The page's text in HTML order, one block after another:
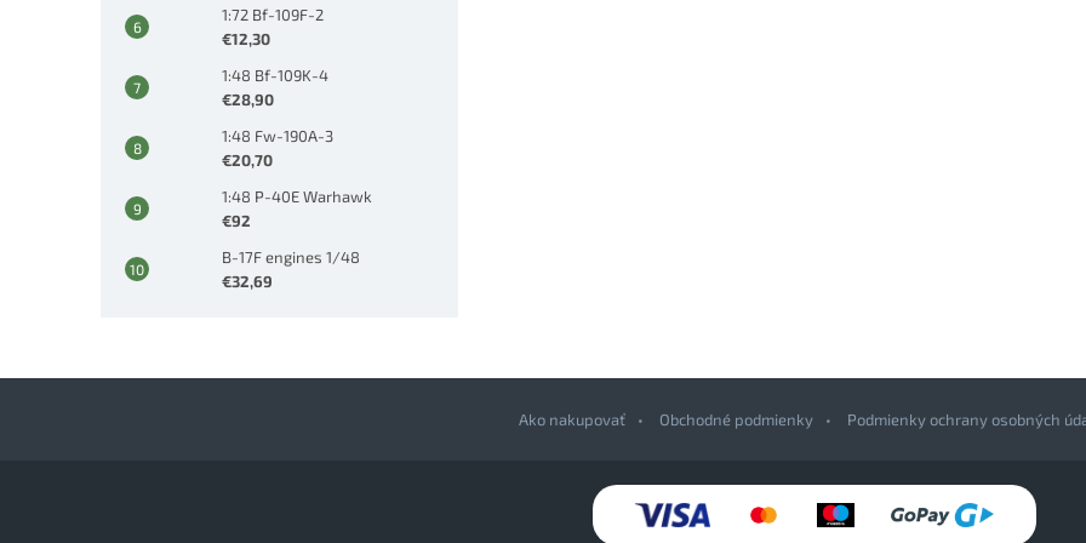
1:72 Bf-109F-2
€12,30
1:48 Bf-109K-4
€28,90
1:48 Fw-190A-3
€20,70
1:48 P-40E Warhawk
€92
B-17F engines 1/48
€32,69
Ako nakupovať Obchodné podmienky Podmienky ochrany osobných